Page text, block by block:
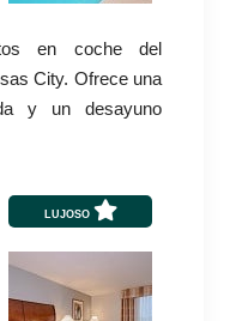
en coche del
City. Ofrece una
y un desayuno
LUJOSO